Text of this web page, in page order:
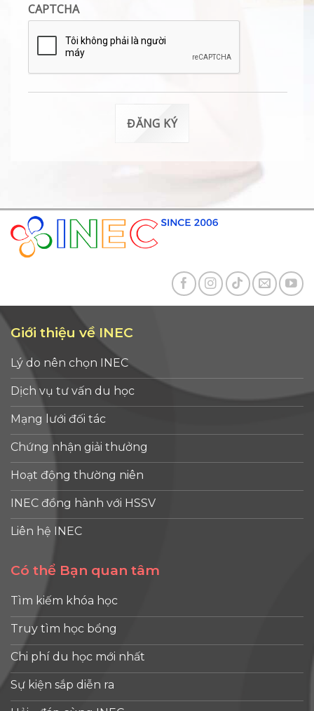
CAPTCHA
Giới thiệu về INEC
Lý do nên chọn INEC
Dịch vụ tư vấn du học
Mạng lưới đối tác
Chứng nhận giải thưởng
Hoạt động thường niên
INEC đồng hành với HSSV
Liên hệ INEC
Có thể Bạn quan tâm
Tìm kiếm khóa học
Truy tìm học bổng
Chi phí du học mới nhất
Sự kiện sắp diễn ra